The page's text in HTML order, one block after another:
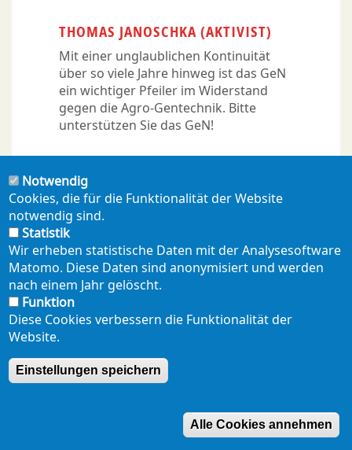
THOMAS JANOSCHKA (AKTIVIST)
Mit einer unglaublichen Kontinuität
über so viele Jahre hinweg ist das GeN
ein wichtiger Pfeiler im Widerstand
gegen die Agro-Gentechnik. Bitte
unterstützen Sie das GeN!
Footer
mobil
NEWSLETTER PRESSE SHOP
ENGLISH
DATENSCHUTZERKLÄRUNG
Notwendig
Cookies, die für die Funktionalität der Website
notwendig sind.
Statistik
Wir erheben statistische Daten mit der Analysesoftware
Matomo. Diese Daten sind anonymisiert und werden
nach einem Jahr gelöscht.
Funktion
Diese Cookies verbessern die Funktionalität der
Website.
Einstellungen speichern
Alle Cookies annehmen